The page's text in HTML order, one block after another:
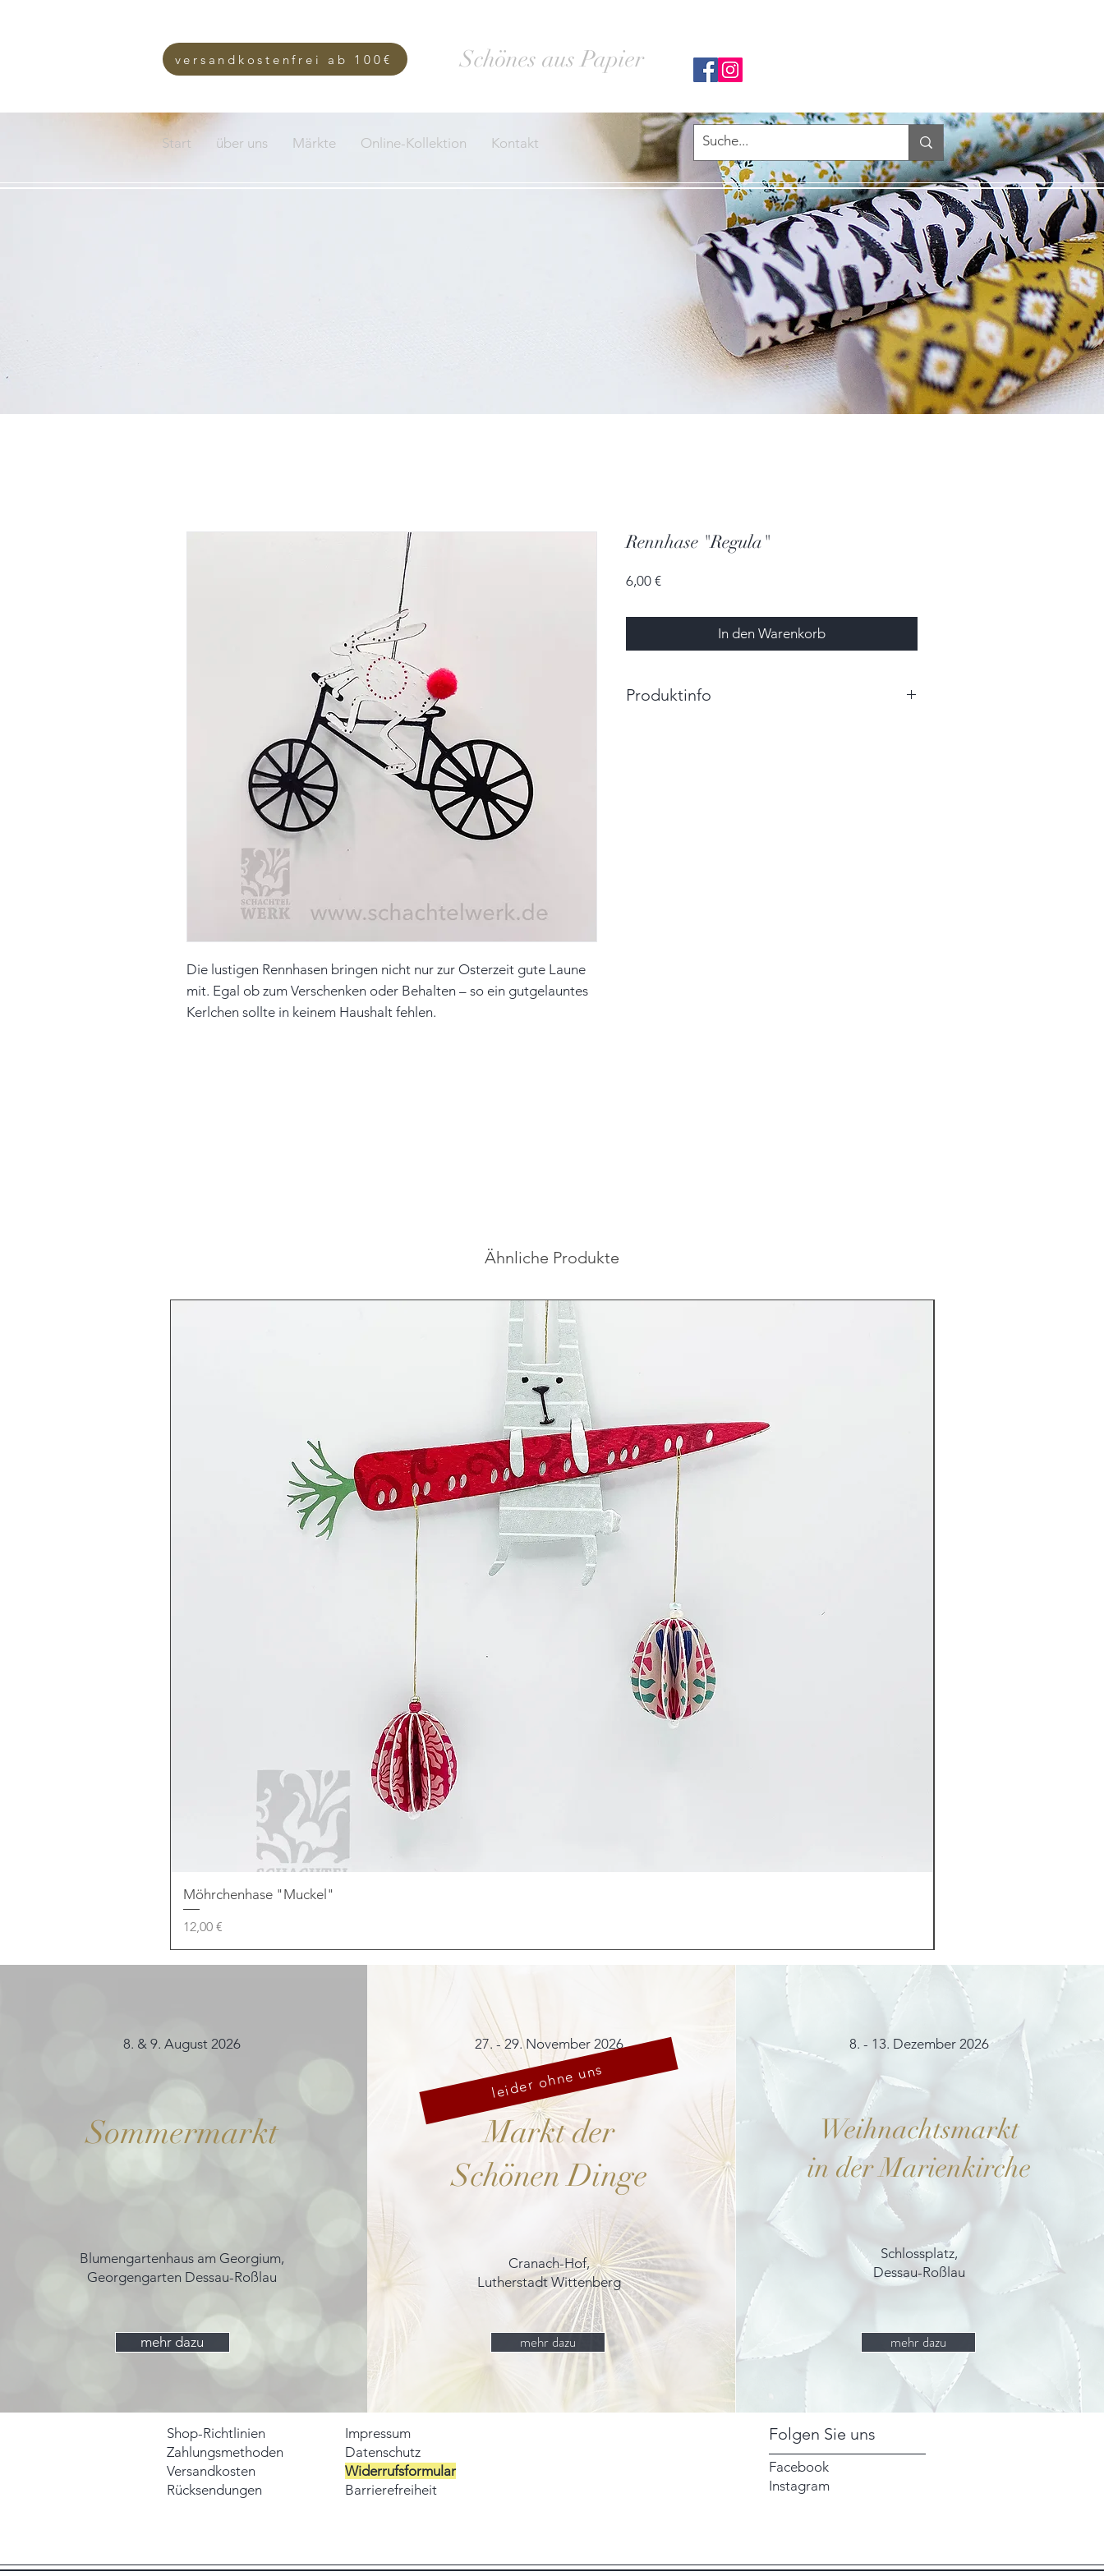
Schönes aus Papier
Start über uns Märkte Online-Kollektion Kontakt
versandkostenfrei ab 100€
Die lustigen Rennhasen bringen nicht nur zur Osterzeit gute Laune
mit. Egal ob zum Verschenken oder Behalten – so ein gutgelauntes
Kerlchen sollte in keinem Haushalt fehlen.
Rennhase "Regula"
6,00 €Preis
In den Warenkorb
Produktinfo
Ähnliche Produkte
Möhrchenhase "Muckel"
Preis
12,00 €
8. & 9. August 2026
Sommermarkt
Blumengartenhaus am Georgium,
Georgengarten Dessau-Roßlau
mehr dazu
27. - 29. November 2026
Markt der
Schönen Dinge
Cranach-Hof,
Lutherstadt Wittenberg
leider ohne uns
mehr dazu
8. - 13. Dezember 2026
Weihnachtsmarkt
in der Marienkirche
Schlossplatz,
Dessau-Roßlau
mehr dazu
Shop-Richtlinien
Zahlungsmethoden
Versandkosten
Rücksendungen
Impressum
Datenschutz
Widerrufsformular
Barrierefreiheit
Folgen Sie uns
Facebook
Instagram